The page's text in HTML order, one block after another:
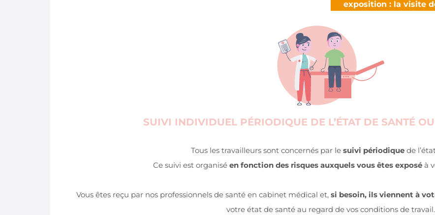
exposition : la visite
SUIVI INDIVIDUEL PÉRIODIQUE DE L’ÉTAT DE SANTÉ
Tous les travailleurs sont concernés par le suivi périodiquede
Ce suivi est organisé en fonction des risques auxquels vous êtes exposé à
Vous êtes reçu par nos professionnels de santé en cabinet médical et, si besoin, ils viennent à
votre état de santé au regard de vos conditions de travail.